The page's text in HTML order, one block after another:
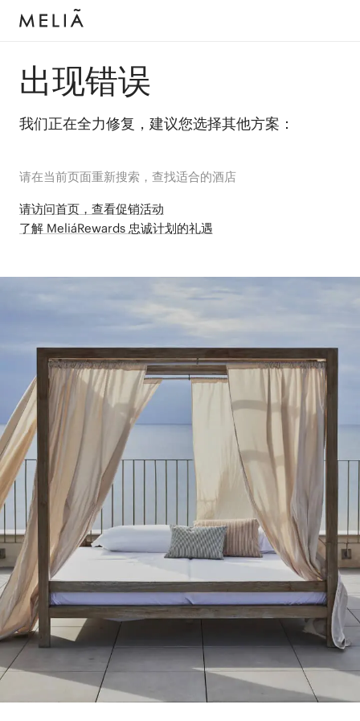
出现错误
我们正在全力修复，建议您选择其他方案：
请在当前页面重新搜索，查找适合的酒店
请访问首页，查看促销活动
了解 MeliáRewards 忠诚计划的礼遇